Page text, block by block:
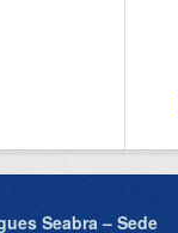
Seabra – Sede